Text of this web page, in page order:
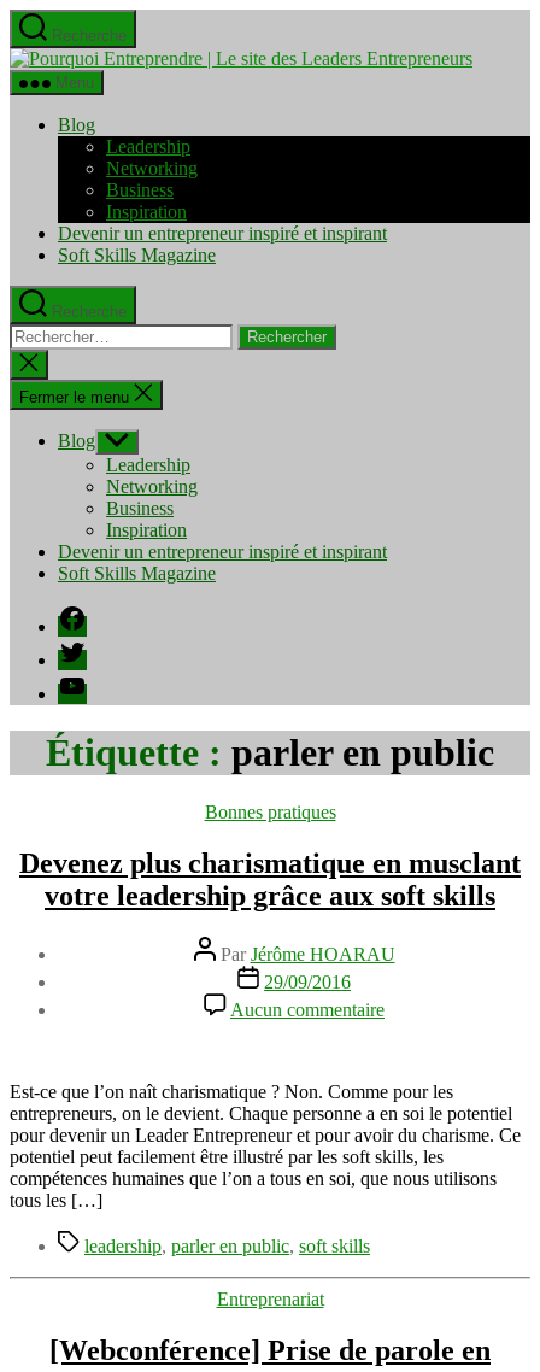
Aller
au
contenu
Recherche
Pourquoi
Menu
Blog
Leadership
Networking
Business
Inspiration
Devenir un entrepreneur inspiré et inspirant
Soft Skills Magazine
Recherche
Rechercher :
Fermer
la
recherche
Fermer le menu
Blog Afficher
le
sous-
menu
Leadership
Networking
Business
Inspiration
Devenir un entrepreneur inspiré et inspirant
Soft Skills Magazine
Facebook
Twitter
YouTube
Étiquette : parler en public
Catégories
Bonnes pratiques
Devenez plus charismatique en musclant
votre leadership grâce aux soft skills
Auteur
de
l’article
ParJérôme HOARAU
Date
l’article
29/09/2016
Aucun commentaire
Devenez
en
musclant
votre
leadership
grâce
Est-ce que l’on naît charismatique ? Non. Comme pour les
entrepreneurs, on le devient. Chaque personne a en soi le potentiel
pour devenir un Leader Entrepreneur et pour avoir du charisme. Ce
potentiel peut facilement être illustré par les soft skills, les
compétences humaines que l’on a tous en soi, que nous utilisons
tous les […]
Étiquettes
leadership, parler en public, soft skills
Catégories
Entreprenariat
[Webconférence] Prise de parole en